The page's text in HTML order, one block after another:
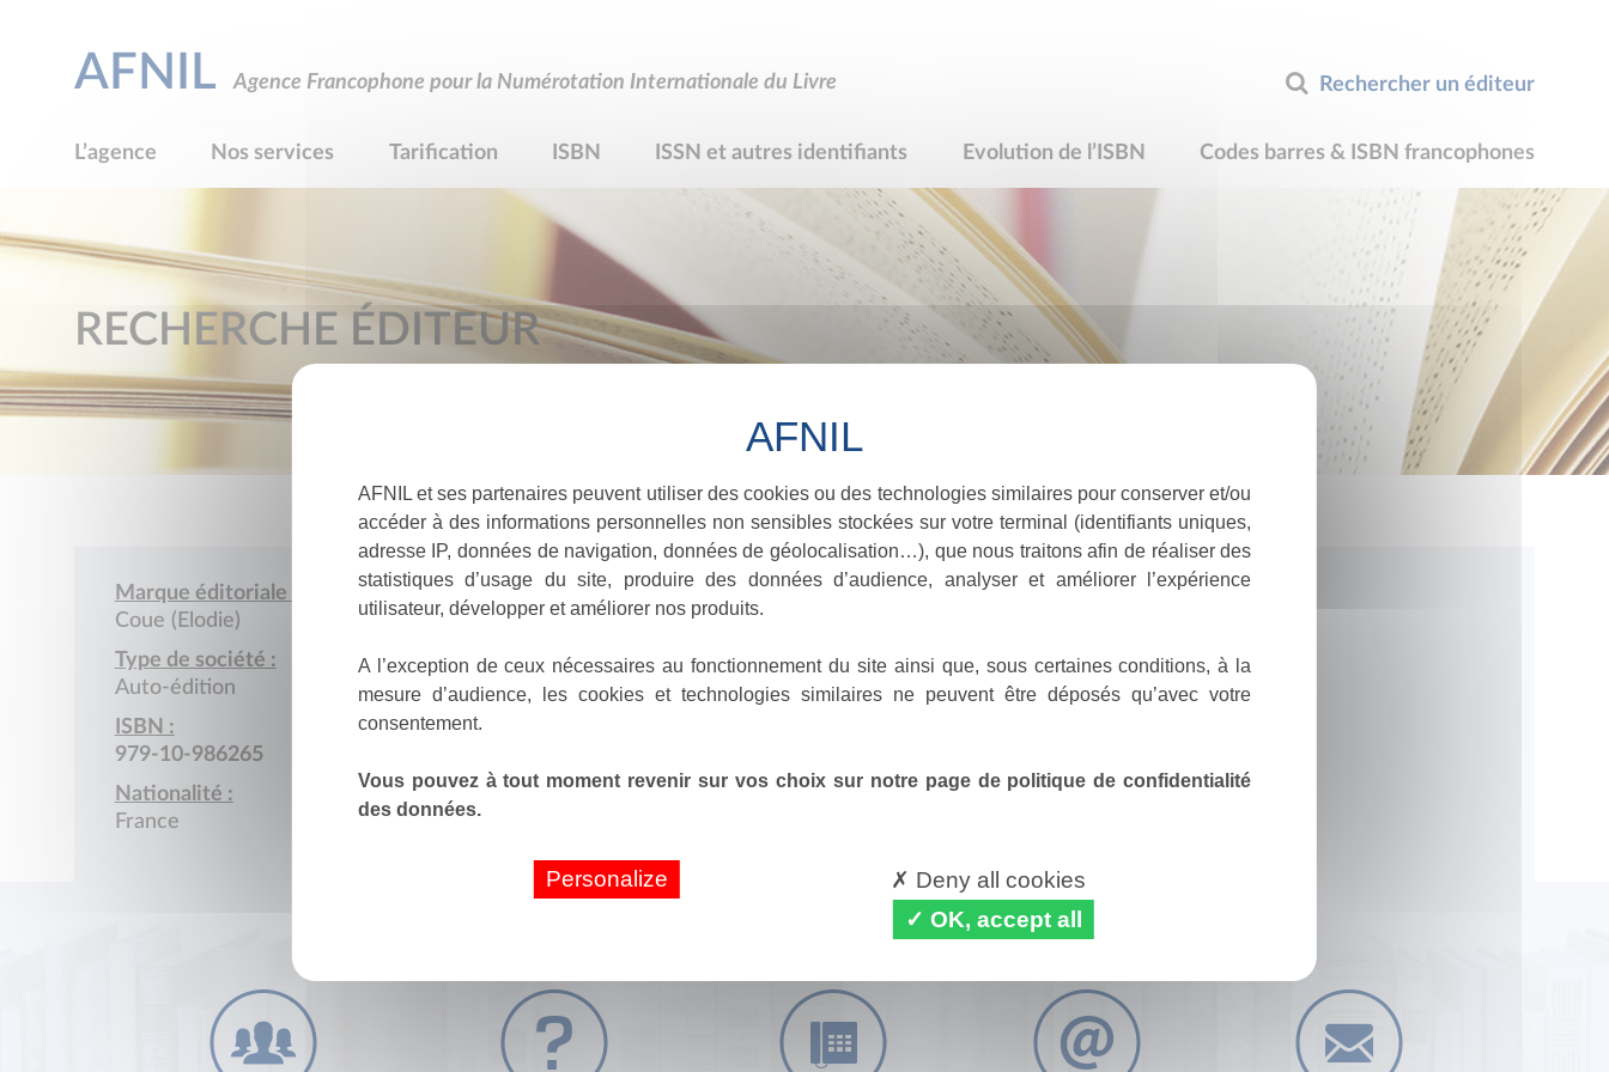
Rechercher un éditeur
AFNIL Agence Francophone pour la Numérotation Internationale du Livre
L’agence Nos services Tarification ISBN ISSN et autres identifiants Evolution de l’ISBN Codes barres & ISBN francophones
RECHERCHE ÉDITEUR
Marque éditoriale :
Coue (Elodie)
Type de société :
Auto-édition
ISBN :
979-10-986265
Nationalité :
France
AFNIL et ses partenaires peuvent utiliser des cookies ou des technologies similaires pour conserver et/ou
accéder à des informations personnelles non sensibles stockées sur votre terminal (identifiants uniques,
adresse IP, données de navigation, données de géolocalisation…), que nous traitons afin de réaliser des
statistiques d’usage du site, produire des données d’audience, analyser et améliorer l’expérience
utilisateur, développer et améliorer nos produits.
A l’exception de ceux nécessaires au fonctionnement du site ainsi que, sous certaines conditions, à la
mesure d’audience, les cookies et technologies similaires ne peuvent être déposés qu’avec votre
consentement.
Vous pouvez à tout moment revenir sur vos choix sur notre page de politique de confidentialité
des données.
Personalize
Deny all cookies
OK, accept all